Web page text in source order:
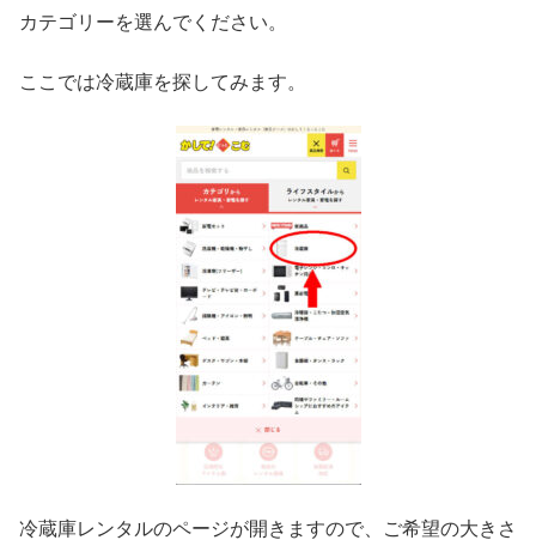
カテゴリーを選んでください。
ここでは冷蔵庫を探してみます。
冷蔵庫レンタルのページが開きますので、ご希望の大きさ